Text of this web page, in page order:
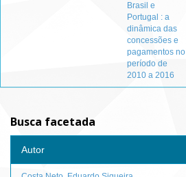
Brasil e
Portugal : a
dinâmica das
concessões e
pagamentos no
período de
2010 a 2016
Busca facetada
Autor